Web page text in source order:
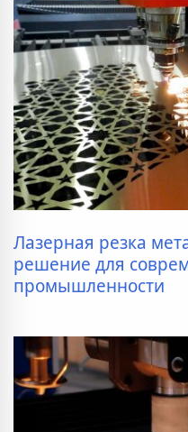
Лазерная резка
решение для
промышленности